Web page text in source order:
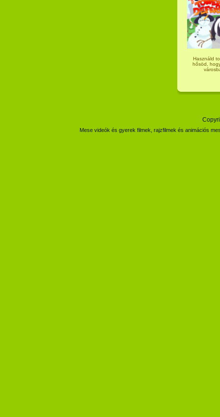
Használd
hősöd,
Mese videók és gyerek filmek, rajzfilmek és animációs